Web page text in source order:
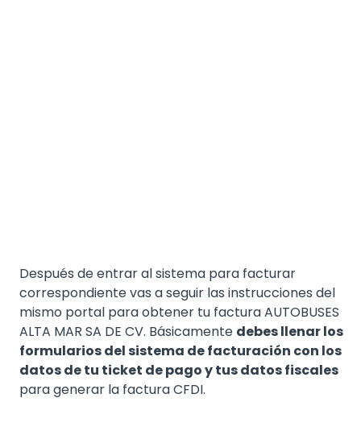
Después de entrar al sistema para facturar
correspondiente vas a seguir las instrucciones del
mismo portal para obtener tu factura AUTOBUSES
ALTA MAR SA DE CV. Básicamente debes llenar los
formularios del sistema de facturación con los
datos de tu ticket de pago y tus datos fiscales
para generar la factura CFDI.